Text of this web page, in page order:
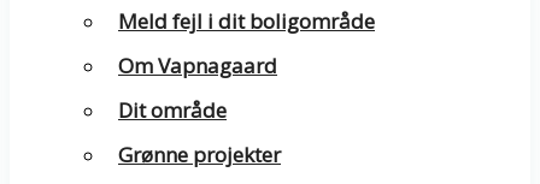
Meld fejl i dit boligområde
Om Vapnagaard
Dit område
Grønne projekter